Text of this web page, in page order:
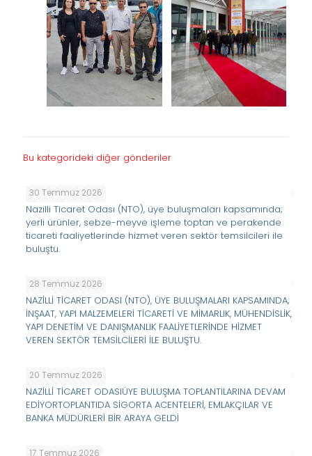
Bu kategorideki diğer gönderiler
30 Temmuz 2026
Nazilli Ticaret Odası (NTO), üye buluşmaları kapsamında;
yerli ürünler, sebze-meyve işleme toptan ve perakende
ticareti faaliyetlerinde hizmet veren sektör temsilcileri ile
buluştu.
28 Temmuz 2026
NAZİLLİ TİCARET ODASI (NTO), ÜYE BULUŞMALARI KAPSAMINDA;
İNŞAAT, YAPI MALZEMELERİ TİCARETİ VE MİMARLIK, MÜHENDİSLİK,
YAPI DENETİM VE DANIŞMANLIK FAALİYETLERİNDE HİZMET
VEREN SEKTÖR TEMSİLCİLERİ İLE BULUŞTU.
20 Temmuz 2026
NAZİLLİ TİCARET ODASIÜYE BULUŞMA TOPLANTILARINA DEVAM
EDİYORTOPLANTIDA SİGORTA ACENTELERİ, EMLAKÇILAR VE
BANKA MÜDÜRLERİ BİR ARAYA GELDİ
17 Temmuz 2026